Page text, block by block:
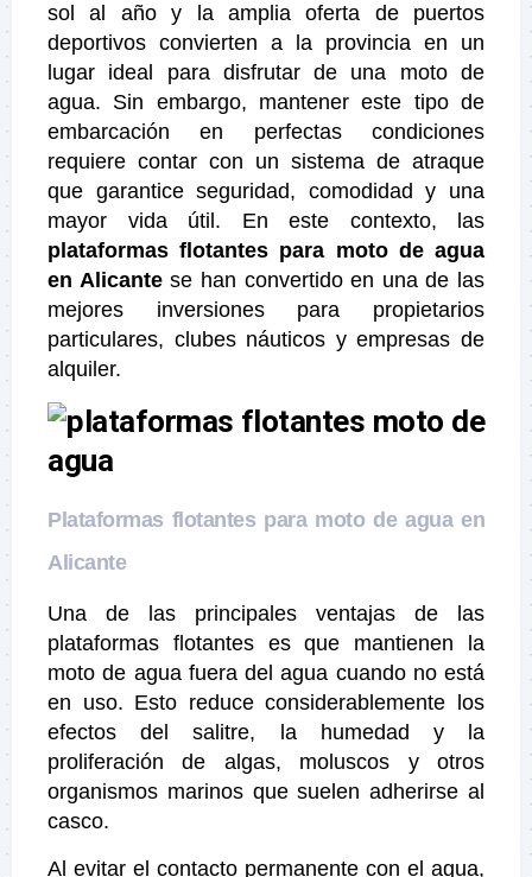
sol al año y la amplia oferta de puertos
deportivos convierten a la provincia en un
lugar ideal para disfrutar de una moto de
agua. Sin embargo, mantener este tipo de
embarcación en perfectas condiciones
requiere contar con un sistema de atraque
que garantice seguridad, comodidad y una
mayor vida útil. En este contexto, las
plataformas flotantes para moto de agua
en Alicantese han convertido en una de las
mejores inversiones para propietarios
particulares, clubes náuticos y empresas de
alquiler.
Plataformas flotantes para moto de agua en
Alicante
Una de las principales ventajas de las
plataformas flotantes es que mantienen la
moto de agua fuera del agua cuando no está
en uso. Esto reduce considerablemente los
efectos del salitre, la humedad y la
proliferación de algas, moluscos y otros
organismos marinos que suelen adherirse al
casco.
Al evitar el contacto permanente con el agua,